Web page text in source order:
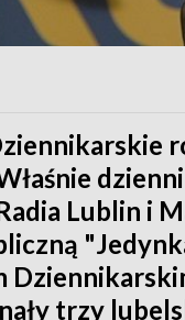
Lublin i
trzy